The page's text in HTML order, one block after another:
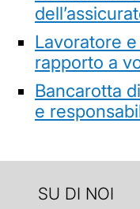
Lavoratore
rapporto a
Bancarotta
e
SU DI NOI